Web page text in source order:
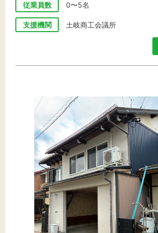
従業員数 0〜5名
支援機関 土岐商工会議所